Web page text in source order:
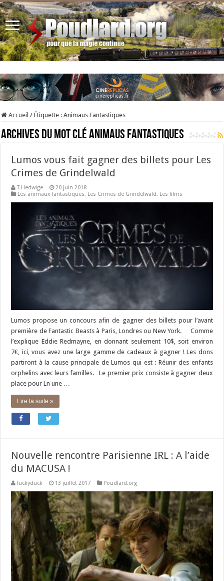
Accueil / Étiquette :Animaus Fantastiques
Archives du mot cléAnimaus Fantastiques
Lumos vous fait gagner des billets pour Les
Crimes de Grindelwald
T-Hedwige
20 juin 2018
Les animaux fantastiques, Les Crimes de Grindelwald, Les films
Lumos propose un concours afin de gagner des billets pour l’avant
première de Fantastic Beasts à Paris, Londres ou New York. Comme
l’explique Eddie Redmayne, en donnant seulement 10$, soit environ
7€, ici, vous avez une large gamme de cadeaux à gagner ! Les dons
partiront à la cause principale de Lumos qui est : Réunir des enfants
orphelins avec leurs familles. Le premier prix consiste à gagner deux
place pour Ln une …
Lire la suite »
Nouvelle rencontre Parisienne IRL : A l’aide
du MACUSA !
luckyduck 13 juillet 2017 Poudlard.org